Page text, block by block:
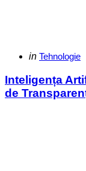
Categories
Posted
in Tehnologie
Inteligența
de